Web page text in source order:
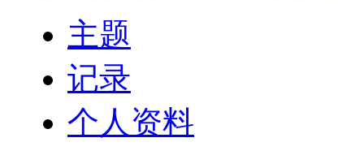
主题
记录
个人资料